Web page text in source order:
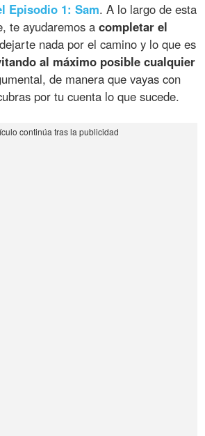
Episodio 1: Sam. A lo largo de esta
te ayudaremos acompletar el
nada por el camino y lo que es
al máximo posible cualquier
de manera que vayas con
por tu cuenta lo que sucede.